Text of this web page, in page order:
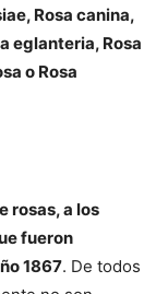
Rosa canina,
eglanteria, Rosa
o Rosa
rosas, a los
fueron
1867. De todos